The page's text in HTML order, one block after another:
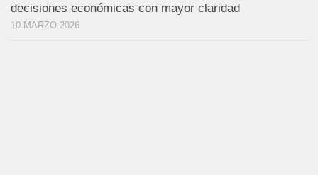
decisiones económicas con mayor claridad
10 MARZO 2026